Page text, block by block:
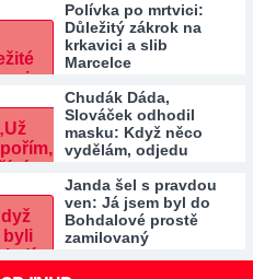
Polívka po mrtvici:
Důležitý zákrok na
krkavici a slib
Marcelce
Chudák Dáda,
Slováček odhodil
masku: Když něco
vydělám, odjedu
Janda šel s pravdou
ven: Já jsem byl do
Bohdalové prostě
zamilovaný